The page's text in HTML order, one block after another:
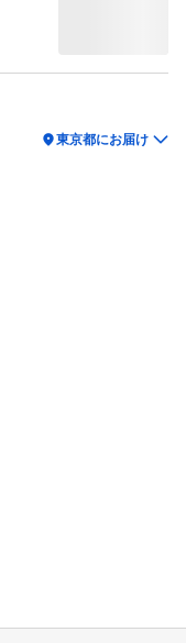
location_on東京都にお届け